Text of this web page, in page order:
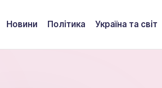
Новини Політика Україна та світ